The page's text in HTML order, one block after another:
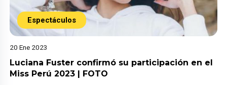
Espectáculos
20 Ene 2023
Luciana Fuster confirmó su participación en el
Miss Perú 2023 | FOTO